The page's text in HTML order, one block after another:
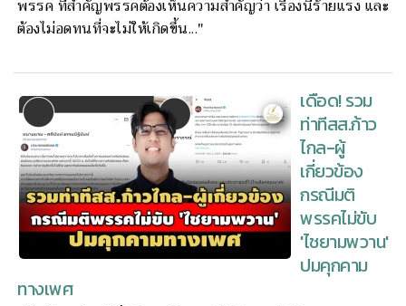
พรรค ที่สำคัญพรรคต้องเห็นความสำคัญว่า เรื่องนี้ร้ายแรง และ
ต้องไม่อดทนที่จะไม่ให้เกิดขึ้น..."
เดือด! รวม
ท่าทีสส.ก้าว
ไกล-ผู้
เกี่ยวข้อง
กรณีมติ
พรรคไม่ขับ
'ไชยามพวาน'
ปมคุกคาม
ทางเพศ